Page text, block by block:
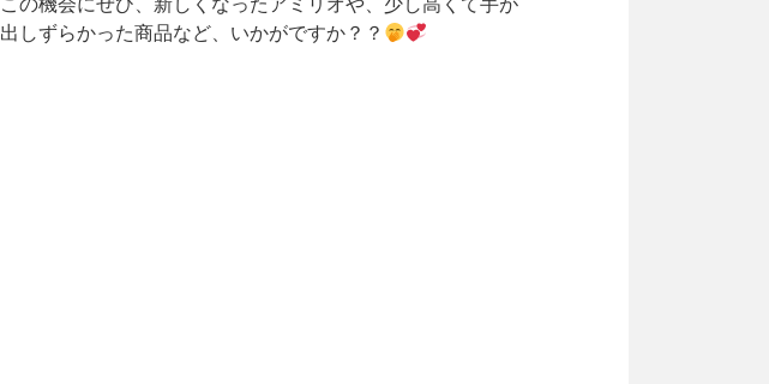
出しずらかった商品など、いかがですか？？